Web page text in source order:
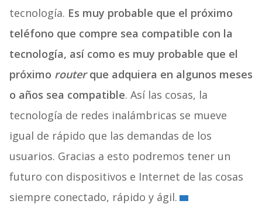
tecnología. Es muy probable que el próximo
teléfono que compre sea compatible con la
tecnología, así como es muy probable que el
próximo routerque adquiera en algunos meses
o años sea compatible. Así las cosas, la
tecnología de redes inalámbricas se mueve
igual de rápido que las demandas de los
usuarios. Gracias a esto podremos tener un
futuro con dispositivos e Internet de las cosas
siempre conectado, rápido y ágil.